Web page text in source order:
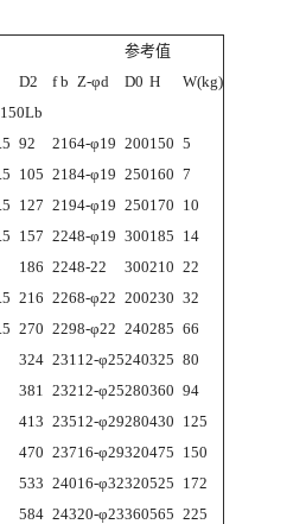
参考值
D2 f b Z-φd D0 H
W(kg)
92 2164-φ19 200150 5
105 2184-φ19 250160 7
127 2194-φ19 250170 10
157 2248-φ19 300185 14
186 2248-22 300210 22
216 2268-φ22 200230 32
270 2298-φ22 240285 66
324 231 12-φ25240325 80
381 23212-φ25280360 94
413 23512-φ29280430 125
470 23716-φ29320475 150
533 24016-φ32320525 172
584 24320-φ23360565 225